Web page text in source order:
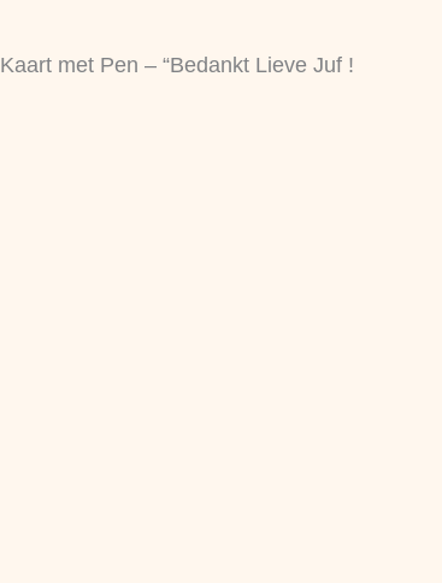
Kaart met Pen – “Bedankt Lieve Juf !